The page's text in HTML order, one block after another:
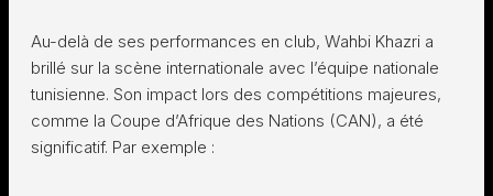
Au-delà de ses performances en club, Wahbi Khazri a
brillé sur la scène internationale avec l’équipe nationale
tunisienne. Son impact lors des compétitions majeures,
comme la Coupe d’Afrique des Nations (CAN), a été
significatif. Par exemple :